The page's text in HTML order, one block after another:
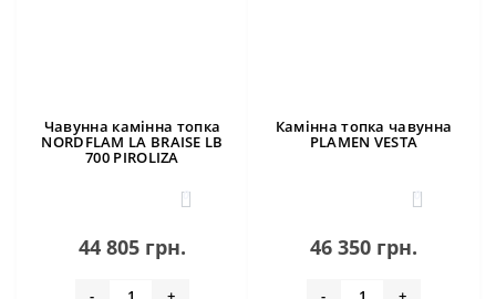
Чавунна камінна топка
NORDFLAM LA BRAІSE LB
700 PIROLIZA
0
44 805 грн.
Камінна топка чавунна
PLAMEN VESTA
0
46 350 грн.